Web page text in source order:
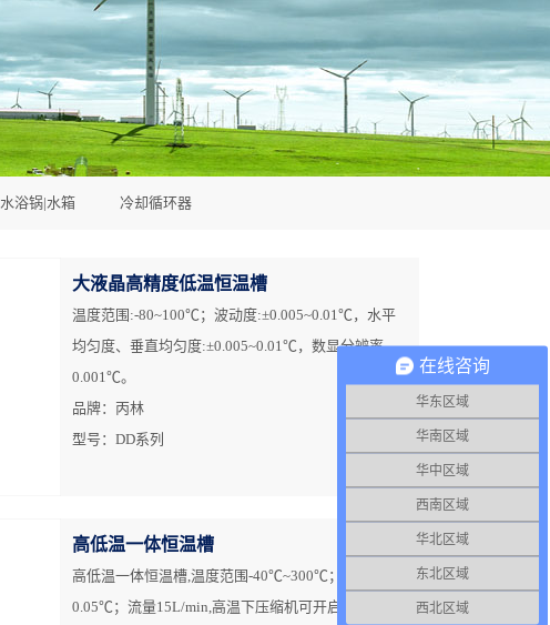
水浴锅|水箱 冷却循环器
大液晶高精度低温恒温槽
温度范围:-80~100℃；波动度:±0.005~0.01℃，水平
均匀度、垂直均匀度:±0.005~0.01℃，数显分辨率
0.001℃。
品牌：丙林
型号：DD系列
高低温一体恒温槽
高低温一体恒温槽,温度范围-40℃~300℃；精度可达
0.05℃；流量15L/min,高温下压缩机可开启降温。
在线咨询
华东区域
华南区域
华中区域
西南区域
华北区域
东北区域
西北区域